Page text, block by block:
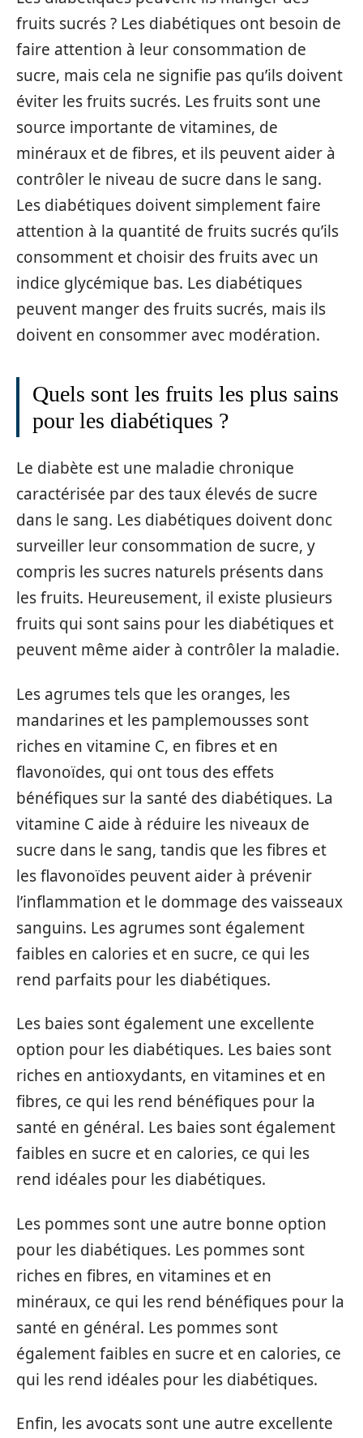
fruits sucrés ? Les diabétiques ont besoin de
faire attention à leur consommation de
sucre, mais cela ne signifie pas qu’ils doivent
éviter les fruits sucrés. Les fruits sont une
source importante de vitamines, de
minéraux et de fibres, et ils peuvent aider à
contrôler le niveau de sucre dans le sang.
Les diabétiques doivent simplement faire
attention à la quantité de fruits sucrés qu’ils
consomment et choisir des fruits avec un
indice glycémique bas. Les diabétiques
peuvent manger des fruits sucrés, mais ils
doivent en consommer avec modération.
Quels sont les fruits les plus sains
pour les diabétiques ?
Le diabète est une maladie chronique
caractérisée par des taux élevés de sucre
dans le sang. Les diabétiques doivent donc
surveiller leur consommation de sucre, y
compris les sucres naturels présents dans
les fruits. Heureusement, il existe plusieurs
fruits qui sont sains pour les diabétiques et
peuvent même aider à contrôler la maladie.
Les agrumes tels que les oranges, les
mandarines et les pamplemousses sont
riches en vitamine C, en fibres et en
flavonoïdes, qui ont tous des effets
bénéfiques sur la santé des diabétiques. La
vitamine C aide à réduire les niveaux de
sucre dans le sang, tandis que les fibres et
les flavonoïdes peuvent aider à prévenir
l’inflammation et le dommage des vaisseaux
sanguins. Les agrumes sont également
faibles en calories et en sucre, ce qui les
rend parfaits pour les diabétiques.
Les baies sont également une excellente
option pour les diabétiques. Les baies sont
riches en antioxydants, en vitamines et en
fibres, ce qui les rend bénéfiques pour la
santé en général. Les baies sont également
faibles en sucre et en calories, ce qui les
rend idéales pour les diabétiques.
Les pommes sont une autre bonne option
pour les diabétiques. Les pommes sont
riches en fibres, en vitamines et en
minéraux, ce qui les rend bénéfiques pour la
santé en général. Les pommes sont
également faibles en sucre et en calories, ce
qui les rend idéales pour les diabétiques.
Enfin, les avocats sont une autre excellente